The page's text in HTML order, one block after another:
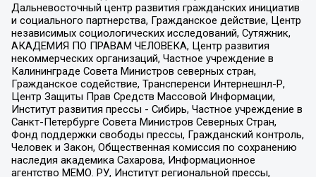
Дальневосточный центр развития гражданских инициатив
и социального партнерства, Гражданское действие, Центр
независимых социологических исследований, Сутяжник,
АКАДЕМИЯ ПО ПРАВАМ ЧЕЛОВЕКА, Центр развития
некоммерческих организаций, Частное учреждение в
Калининграде Совета Министров северных стран,
Гражданское содействие, Трансперенси Интернешнл-Р,
Центр Защиты Прав Средств Массовой Информации,
Институт развития прессы - Сибирь, Частное учреждение в
Санкт-Петербурге Совета Министров Северных Стран,
Фонд поддержки свободы прессы, Гражданский контроль,
Человек и Закон, Общественная комиссия по сохранению
наследия академика Сахарова, Информационное
агентство МЕМО. РУ, Институт региональной прессы,